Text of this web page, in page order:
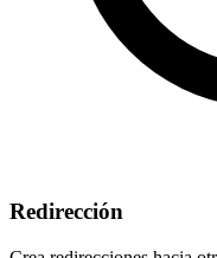
Redirección